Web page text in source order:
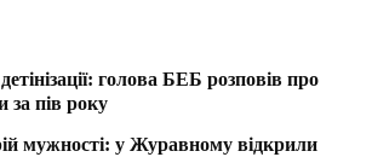
голова БЕБ розповів про
за пів року
мужності: у Журавному відкрили